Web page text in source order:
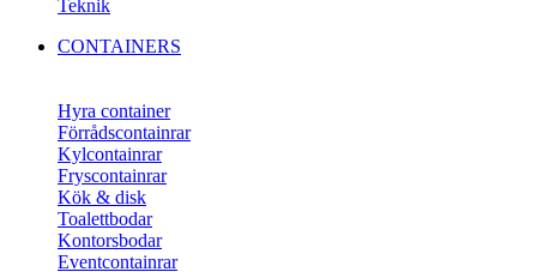
Teknik
CONTAINERS
Hyra container
Förrådscontainrar
Kylcontainrar
Fryscontainrar
Kök & disk
Toalettbodar
Kontorsbodar
Eventcontainrar